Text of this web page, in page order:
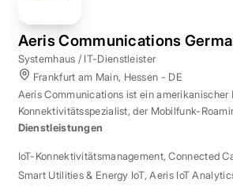
Aeris Communications
Systemhaus / IT-Dienstleister
Frankfurt am Main, Hessen - DE
Aeris Communications ist ein amerikanischer
Konnektivitätsspezialist, der Mobilfunk-
Management in über 190 Ländern verwaltet.
Dienstleistungen
IoT-Konnektivitätsmanagement,Connected
Smart Utilities & Energy IoT,Aeris IoT